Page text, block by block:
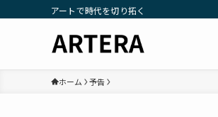
アートで時代を切り拓く
ホーム 予告